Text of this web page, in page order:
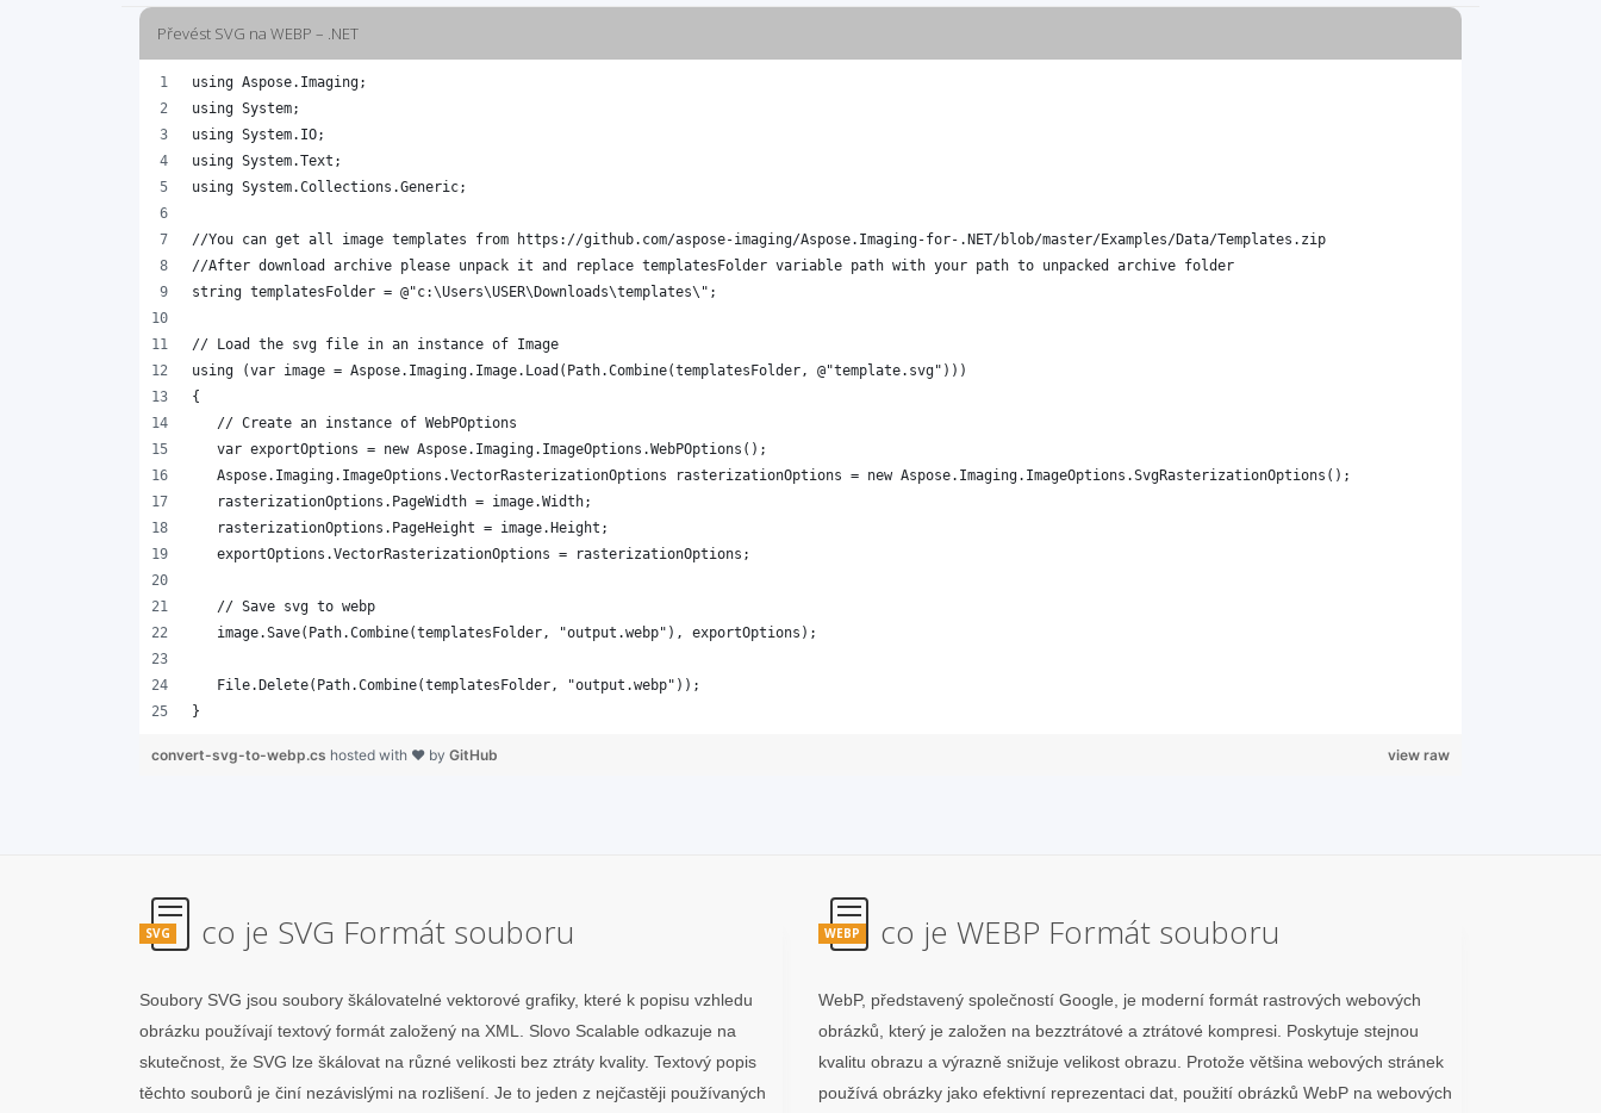
Převést SVG na WEBP – .NET
}
view raw
convert-svg-to-webp.cs hosted with ❤ by GitHub
SVG co je SVG Formát souboru
Soubory SVG jsou soubory škálovatelné vektorové grafiky, které k popisu vzhledu
obrázku používají textový formát založený na XML. Slovo Scalable odkazuje na
skutečnost, že SVG lze škálovat na různé velikosti bez ztráty kvality. Textový popis
těchto souborů je činí nezávislými na rozlišení. Je to jeden z nejčastěji používaných
WEBP co je WEBP Formát souboru
WebP, představený společností Google, je moderní formát rastrových webových
obrázků, který je založen na bezztrátové a ztrátové kompresi. Poskytuje stejnou
kvalitu obrazu a výrazně snižuje velikost obrazu. Protože většina webových stránek
používá obrázky jako efektivní reprezentaci dat, použití obrázků WebP na webových